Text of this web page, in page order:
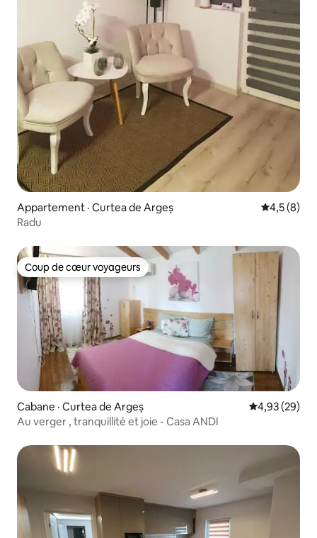
Appartement · Curtea de Argeș Note
4,5 (8)
Radu
Coup de cœur voyageurs
Coup de cœur voyageurs
Cabane · Curtea de Argeș Note
4,93 (29)
Au verger , tranquillité et joie - Casa ANDI